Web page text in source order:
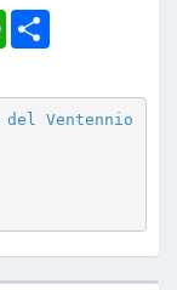
WhatsApp
Ventennio